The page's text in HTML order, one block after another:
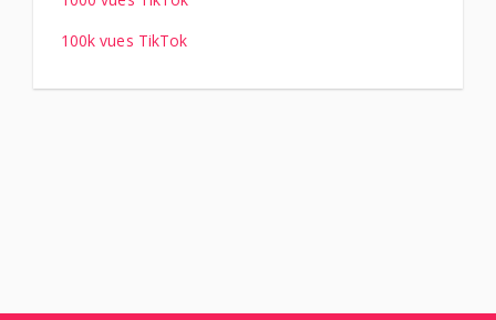
100k vues TikTok